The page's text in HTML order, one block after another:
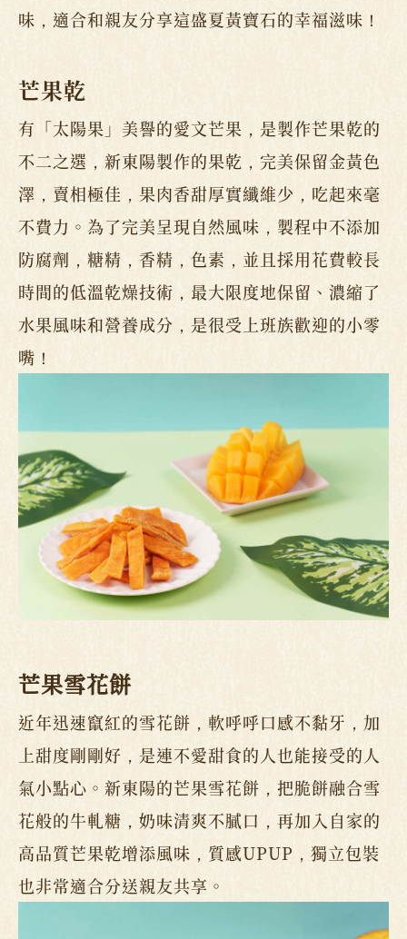
味，適合和親友分享這盛夏黃寶石的幸福滋味！
芒果乾
有「太陽果」美譽的愛文芒果，是製作芒果乾的
不二之選，新東陽製作的果乾，完美保留金黃色
澤，賣相極佳，果肉香甜厚實纖維少，吃起來毫
不費力。為了完美呈現自然風味，製程中不添加
防腐劑，糖精，香精，色素，並且採用花費較長
時間的低溫乾燥技術，最大限度地保留、濃縮了
水果風味和營養成分，是很受上班族歡迎的小零
嘴！
芒果雪花餅
近年迅速竄紅的雪花餅，軟呼呼口感不黏牙，加
上甜度剛剛好，是連不愛甜食的人也能接受的人
氣小點心。新東陽的芒果雪花餅，把脆餅融合雪
花般的牛軋糖，奶味清爽不膩口，再加入自家的
高品質芒果乾增添風味，質感UPUP，獨立包裝
也非常適合分送親友共享。